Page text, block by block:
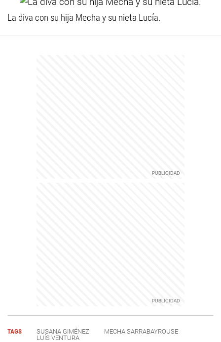
La diva con su hija Mecha y su nieta Lucía.
TAGS SUSANA GIMÉNEZ
MECHA SARRABAYROUSE
LUÍS VENTURA